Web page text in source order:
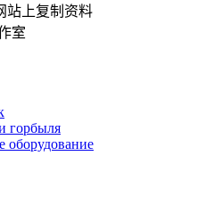
站上复制资料
室
горбыля
оборудование